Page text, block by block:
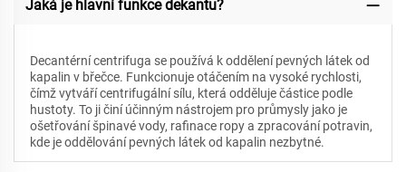
Jaká je hlavní funkce dekantu?
Decantérní centrifuga se používá k oddělení pevných látek od
kapalin v břečce. Funkcionuje otáčením na vysoké rychlosti,
čímž vytváří centrifugální sílu, která odděluje částice podle
hustoty. To ji činí účinným nástrojem pro průmysly jako je
ošetřování špinavé vody, rafinace ropy a zpracování potravin,
kde je oddělování pevných látek od kapalin nezbytné.